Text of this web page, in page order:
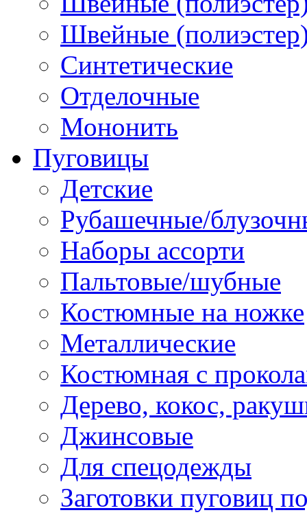
Швейные
Синтетические
Отделочные
Мононить
Пуговицы
Детские
Рубашечные/
Наборы ассорти
Пальтовые/шубные
Костюмные на ножке
Металлические
Костюмная с
Дерево, кокос,
Джинсовые
Для спецодежды
Заготовки пуговиц